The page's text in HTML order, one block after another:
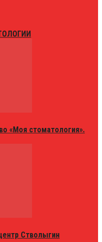
«Моя стоматология».
Стволыгин